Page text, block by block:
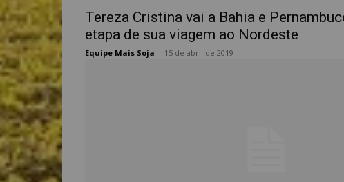
Tereza Cristina vai a Bahia e
etapa de sua viagem ao Nordeste
Equipe Mais Soja 15 de abril de 2019